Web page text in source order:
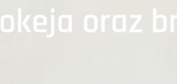
oraz